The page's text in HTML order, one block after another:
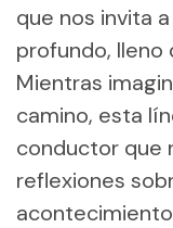
que nos invita
profundo, lleno
Mientras
camino, esta
conductor que
reflexiones